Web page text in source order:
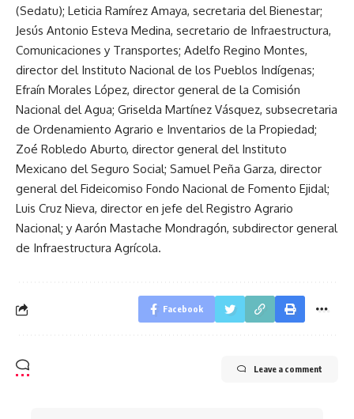
(Sedatu); Leticia Ramírez Amaya, secretaria del Bienestar;
Jesús Antonio Esteva Medina, secretario de Infraestructura,
Comunicaciones y Transportes; Adelfo Regino Montes,
director del Instituto Nacional de los Pueblos Indígenas;
Efraín Morales López, director general de la Comisión
Nacional del Agua; Griselda Martínez Vásquez, subsecretaria
de Ordenamiento Agrario e Inventarios de la Propiedad;
Zoé Robledo Aburto, director general del Instituto
Mexicano del Seguro Social; Samuel Peña Garza, director
general del Fideicomiso Fondo Nacional de Fomento Ejidal;
Luis Cruz Nieva, director en jefe del Registro Agrario
Nacional; y Aarón Mastache Mondragón, subdirector general
de Infraestructura Agrícola.
Facebook
Leave a comment